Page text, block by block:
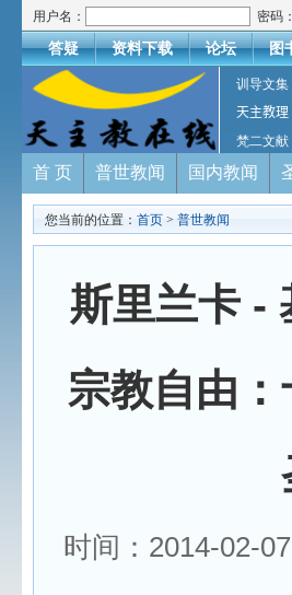
用户名： 密码：
答疑 资料下载 论坛 图
训导文集
天主教理
梵二文献
首 页 普世教闻 国内教闻
您当前的位置： 首页 > 普世教闻
斯里兰卡 -
宗教自由
时间：2014-02-